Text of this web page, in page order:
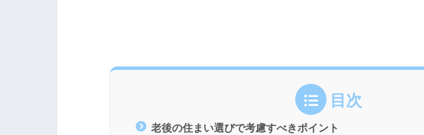
目次
老後の住まい選びで考慮すべきポイント